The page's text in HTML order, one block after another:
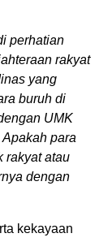
perhatian
rakyat
yang
buruh di
UMK
para
rakyat atau
dengan
kekayaan